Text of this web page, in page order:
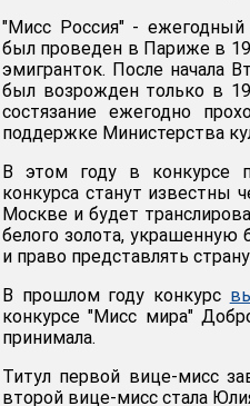
"Мисс Россия" - ежегодный
был проведен в Париже в
эмигранток. После начала
был возрожден только в
состязание ежегодно
поддержке Министерства
В этом году в конкурсе
конкурса станут известны
Москве и будет
белого золота,
и право представлять
В прошлом году конкурс
конкурсе "Мисс мира"
принимала.
Титул первой вице-мисс
второй вице-мисс стала